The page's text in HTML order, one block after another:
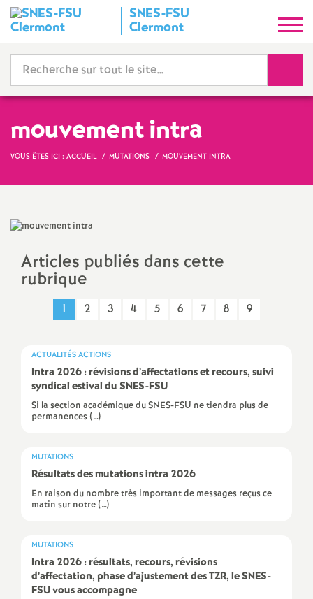
SNES-FSU
Clermont
y
n
i
N
t
i
n
mouvement intra
VOUS ÊTES ICI : ACCUEIL MUTATIONS MOUVEMENT INTRA
Articles publiés dans cette
rubrique
1 2 3 4 5 6 7 8 9
ACTUALITÉS ACTIONS
Intra 2026 : révisions d’affectations et recours, suivi
syndical estival du SNES-FSU
Si la section académique du SNES-FSU ne tiendra plus de
permanences (…)
MUTATIONS
Résultats des mutations intra 2026
En raison du nombre très important de messages reçus ce
matin sur notre (…)
MUTATIONS
Intra 2026 : résultats, recours, révisions
d’affectation, phase d’ajustement des TZR, le SNES-
FSU vous accompagne